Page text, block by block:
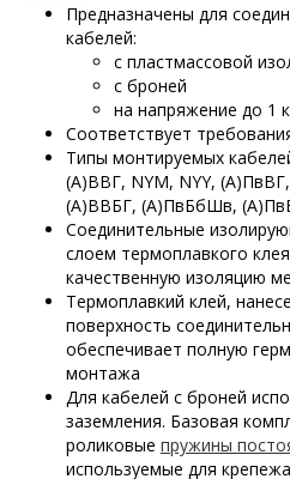
Предназначены для
кабелей:
с пластмассовой
с броней
на напряжение до 1
Соответствует
Типы монтируемых
(А)ВВГ, NYM, NYY,
(А)ВВБГ, (А)ПвБбШв,
Соединительные
слоем термоплавкого
качественную изоляцию
Термоплавкий клей,
поверхность
обеспечивает полную
монтажа
Для кабелей с броней
заземления. Базовая
роликовые пружины
используемые для